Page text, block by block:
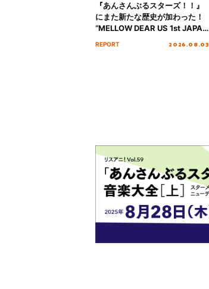
『あんさんぶるスターズ！！』
にまた新たな歴史が加わった！
“MELLOW DEAR US 1st JAPAN
Tour Final「NICE to meet YOU
REPORT 2026.08.03